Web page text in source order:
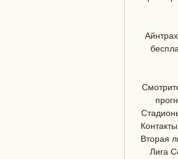
Вторая
Лига